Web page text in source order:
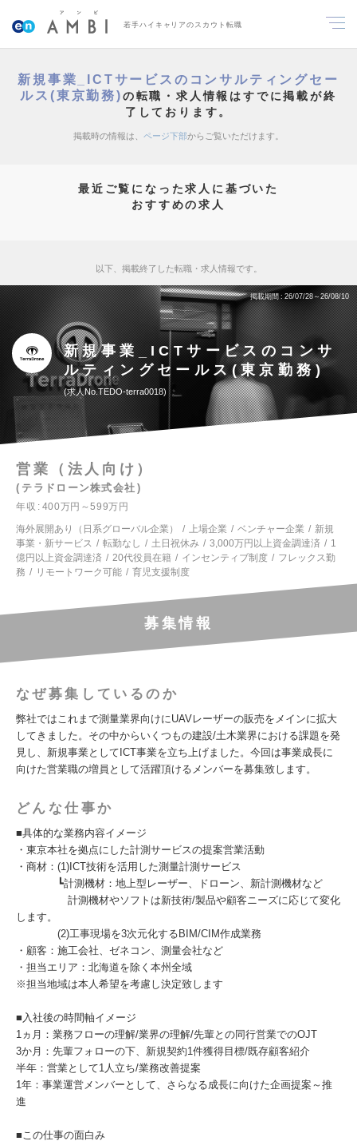
若手ハイキャリアのスカウト転職
新規事業_ICTサービスのコンサルティングセー
ルス(東京勤務)の転職・求人情報はすでに掲載が終
了しております。
掲載時の情報は、 ページ下部からご覧いただけます。
最近ご覧になった求人に基づいた
おすすめの求人
以下、掲載終了した転職・求人情報です。
掲載期間 26/07/28～26/08/10
新規事業_ICTサービスのコンサ
ルティングセールス(東京勤務)
求人No.TEDO-terra0018
営業（法人向け）
テラドローン株式会社
年収
400万円～599万円
海外展開あり（日系グローバル企業）
上場企業 ベンチャー企業
新規
事業・新サービス
転勤なし 土日祝休み 3,000万円以上資金調達済
1
億円以上資金調達済
20代役員在籍 インセンティブ制度
フレックス勤
務
リモートワーク可能 育児支援制度
募集情報
なぜ募集しているのか
弊社ではこれまで測量業界向けにUAVレーザーの販売をメインに拡大
してきました。その中からいくつもの建設/土木業界における課題を発
見し、新規事業としてICT事業を立ち上げました。今回は事業成長に
向けた営業職の増員として活躍頂けるメンバーを募集致します。
どんな仕事か
■具体的な業務内容イメージ
・東京本社を拠点にした計測サービスの提案営業活動
・商材：(1)ICT技術を活用した測量計測サービス
┗計測機材：地上型レーザー、ドローン、新計測機材など
計測機材やソフトは新技術/製品や顧客ニーズに応じて変化
します。
(2)工事現場を3次元化するBIM/CIM作成業務
・顧客：施工会社、ゼネコン、測量会社など
・担当エリア：北海道を除く本州全域
※担当地域は本人希望を考慮し決定致します
■入社後の時間軸イメージ
1ヵ月：業務フローの理解/業界の理解/先輩との同行営業でのOJT
3か月：先輩フォローの下、新規契約1件獲得目標/既存顧客紹介
半年：営業として1人立ち/業務改善提案
1年：事業運営メンバーとして、さらなる成長に向けた企画提案～推
進
■この仕事の面白み